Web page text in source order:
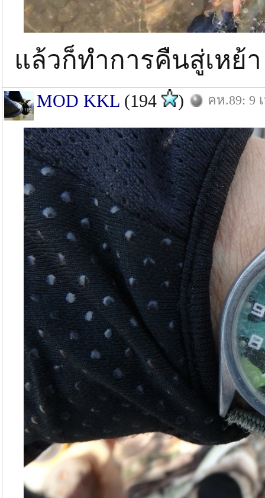
แล้วก็ทำการคืนสู่เหย้
MOD KKL (194 ) คห.89: 9